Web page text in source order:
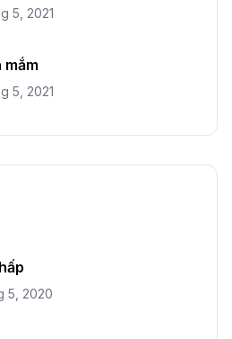
5, 2021
mắm
5, 2021
5, 2020